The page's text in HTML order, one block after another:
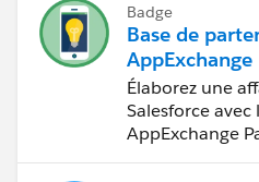
Badge
Base de
AppExchange
Élaborez une
Salesforce
AppExchange